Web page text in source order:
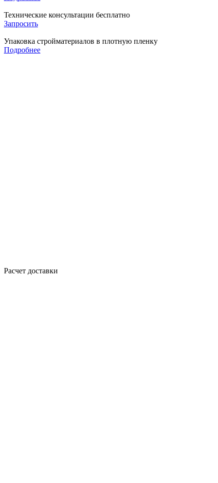
Технические консультации бесплатно
Запросить
Упаковка стройматериалов в плотную пленку
Подробнее
Расчет доставки